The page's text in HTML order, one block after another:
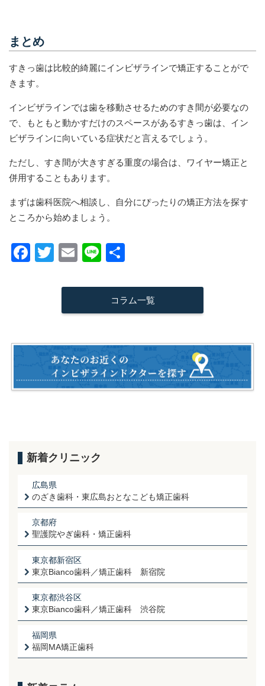
まとめ
すきっ歯は比較的綺麗にインビザラインで矯正することがで
きます。
インビザラインでは歯を移動させるためのすき間が必要なの
で、もともと動かすだけのスペースがあるすきっ歯は、イン
ビザラインに向いている症状だと言えるでしょう。
ただし、すき間が大きすぎる重度の場合は、ワイヤー矯正と
併用することもあります。
まずは歯科医院へ相談し、自分にぴったりの矯正方法を探す
ところから始めましょう。
F
o
k
T
tt
er
E
ail
Li
eコラム一覧
新着クリニック
広島県
のざき歯科・東広島おとなこども矯正歯科
京都府
聖護院やぎ歯科・矯正歯科
東京都新宿区
東京Bianco歯科／矯正歯科 新宿院
東京都渋谷区
東京Bianco歯科／矯正歯科 渋谷院
福岡県
福岡MA矯正歯科